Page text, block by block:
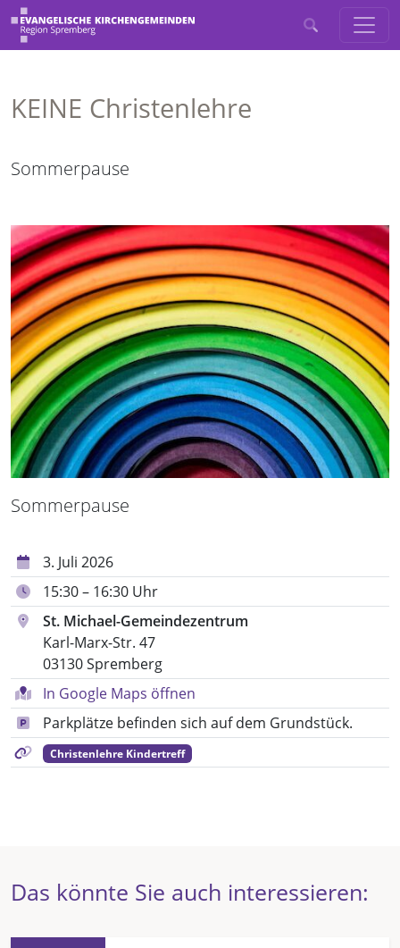
KEINE Christenlehre
Sommerpause
Sommerpause
3. Juli 2026
15:30 – 16:30 Uhr
St. Michael-Gemeindezentrum
Karl-Marx-Str. 47
03130 Spremberg
In Google Maps öffnen
Parkplätze befinden sich auf dem Grundstück.
Christenlehre Kindertreff
Das könnte Sie auch interessieren: